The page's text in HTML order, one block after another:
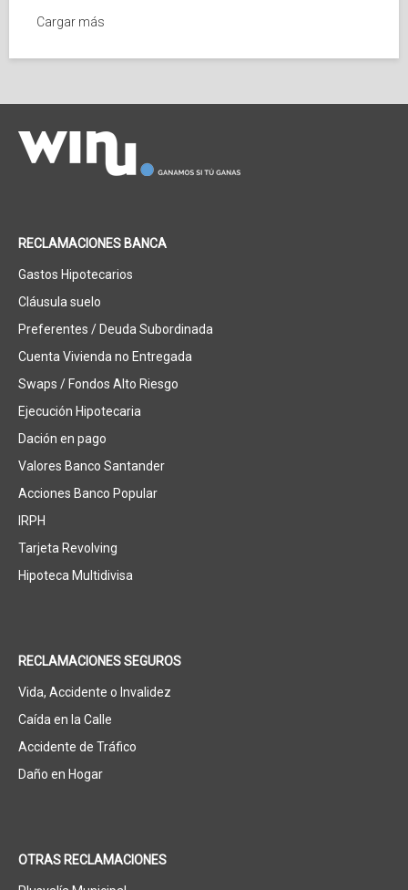
Cargar más
RECLAMACIONES BANCA
Gastos Hipotecarios
Cláusula suelo
Preferentes / Deuda Subordinada
Cuenta Vivienda no Entregada
Swaps / Fondos Alto Riesgo
Ejecución Hipotecaria
Dación en pago
Valores Banco Santander
Acciones Banco Popular
IRPH
Tarjeta Revolving
Hipoteca Multidivisa
RECLAMACIONES SEGUROS
Vida, Accidente o Invalidez
Caída en la Calle
Accidente de Tráfico
Daño en Hogar
OTRAS RECLAMACIONES